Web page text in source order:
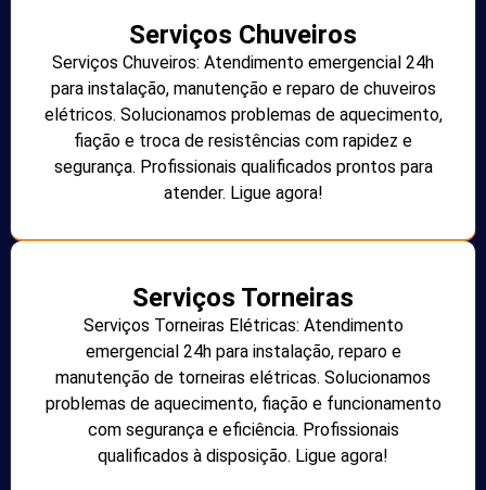
Serviços Chuveiros
Serviços Chuveiros: Atendimento emergencial 24h
para instalação, manutenção e reparo de chuveiros
elétricos. Solucionamos problemas de aquecimento,
fiação e troca de resistências com rapidez e
segurança. Profissionais qualificados prontos para
atender. Ligue agora!
Serviços Torneiras
Serviços Torneiras Elétricas: Atendimento
emergencial 24h para instalação, reparo e
manutenção de torneiras elétricas. Solucionamos
problemas de aquecimento, fiação e funcionamento
com segurança e eficiência. Profissionais
qualificados à disposição. Ligue agora!